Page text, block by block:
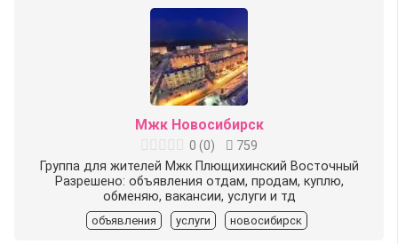
Мжк Новосибирск
0 (0)
759
Группа для жителей Мжк Плющихинский Восточный
Разрешено: объявления отдам, продам, куплю,
обменяю, вакансии, услуги и тд
объявления услуги новосибирск